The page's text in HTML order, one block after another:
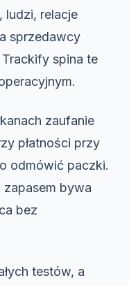
ludzi, relacje
sprzedawcy
spina te
zaufanie
płatności przy
odmówić paczki.
bywa
bez
testów, a